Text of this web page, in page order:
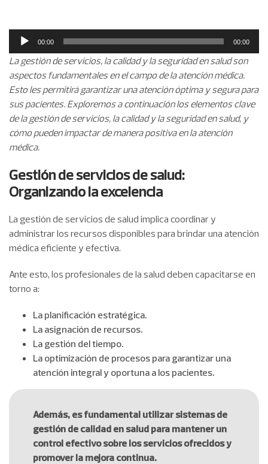
Reproductor
de
audio
00:00 00:00
La gestión de servicios, la calidad y la seguridad en salud son
aspectos fundamentales en el campo de la atención médica.
Esto les permitirá garantizar una atención óptima y segura para
sus pacientes. Exploremos a continuación los elementos clave
de la gestión de servicios, la calidad y la seguridad en salud, y
cómo pueden impactar de manera positiva en la atención
médica.
Gestión de servicios de salud:
Organizando la excelencia
La gestión de servicios de salud implica coordinar y
administrar los recursos disponibles para brindar una atención
médica eficiente y efectiva.
Ante esto, los profesionales de la salud deben capacitarse en
torno a:
La planificación estratégica.
La asignación de recursos.
La gestión del tiempo.
La optimización de procesos para garantizar una
atención integral y oportuna a los pacientes.
Además, es fundamental utilizar sistemas de
gestión de calidad en salud para mantener un
control efectivo sobre los servicios ofrecidos y
promover la mejora continua.